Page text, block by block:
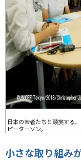
日本の若者たちと談笑する
ピーターソン。
小さな取り組み